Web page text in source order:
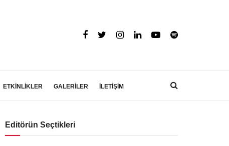
ETKİNLİKLER GALERİLER İLETİŞİM
Editörün Seçtikleri